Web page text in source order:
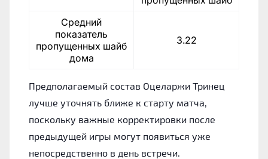
Средний
показатель
пропущенных шайб
дома
3.22
Предполагаемый состав Оцеларжи Тринец
лучше уточнять ближе к старту матча,
поскольку важные корректировки после
предыдущей игры могут появиться уже
непосредственно в день встречи.